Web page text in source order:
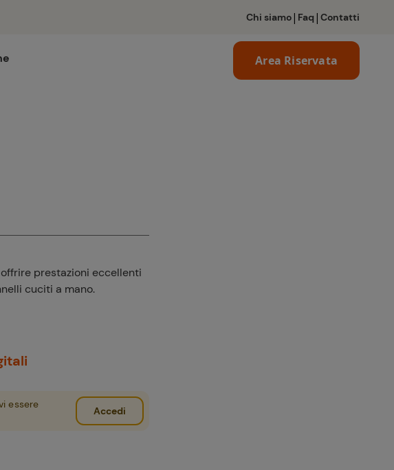
Chi siamo| Faq | Contatti
Area Riservata
prestazioni eccellenti
cuciti a mano.
essere
Accedi